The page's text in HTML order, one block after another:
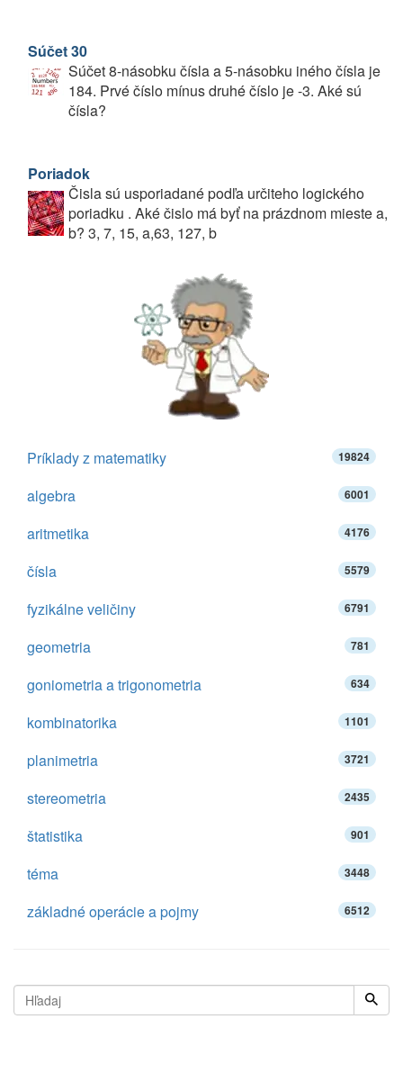
Súčet 30
Súčet 8-násobku čísla a 5-násobku iného čísla je
184. Prvé číslo mínus druhé číslo je -3. Aké sú
čísla?
Poriadok
Čisla sú usporiadané podľa určiteho logického
poriadku . Aké čislo má byť na prázdnom mieste a,
b? 3, 7, 15, a,63, 127, b
Príklady z matematiky 19824
algebra 6001
aritmetika 4176
čísla 5579
fyzikálne veličiny 6791
geometria 781
goniometria a trigonometria 634
kombinatorika 1101
planimetria 3721
stereometria 2435
štatistika 901
téma 3448
základné operácie a pojmy 6512